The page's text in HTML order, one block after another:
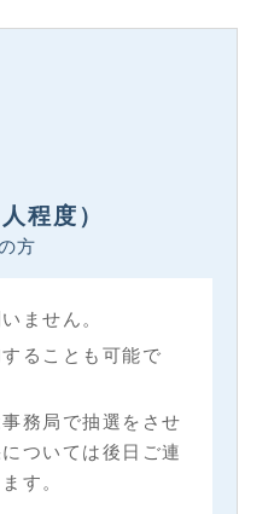
程度）
方
ません。
ることも可能で
務局で抽選をさせ
ついては後日ご連
す。